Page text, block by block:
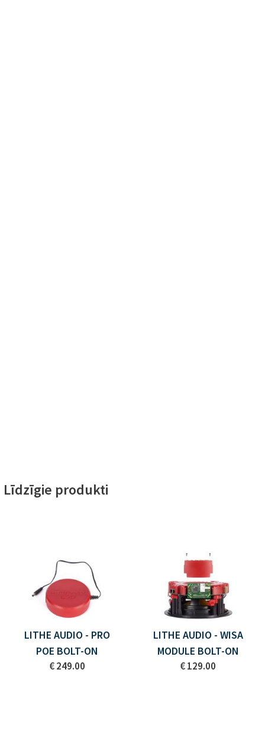
Līdzīgie produkti
LITHE AUDIO - PRO
POE BOLT-ON
€ 249.00
LITHE AUDIO - WISA
MODULE BOLT-ON
€ 129.00